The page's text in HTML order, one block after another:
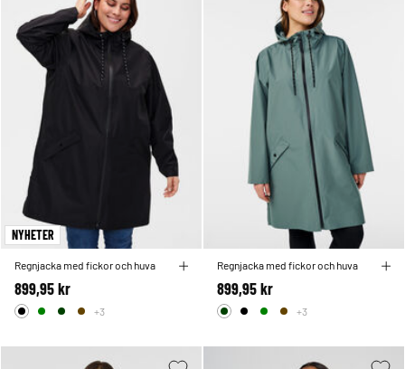
NYHETER
Regnjacka med fickor och huva
899,95 kr
+3
Regnjacka med fickor och huva
899,95 kr
+3